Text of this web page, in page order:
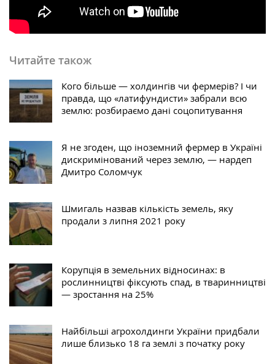
Читайте також
Кого більше — холдингів чи фермерів? І чи
правда, що «латифундисти» забрали всю
землю: розбираємо дані соцопитування
Я не згоден, що іноземний фермер в Україні
дискримінований через землю, — нардеп
Дмитро Соломчук
Шмигаль назвав кількість земель, яку
продали з липня 2021 року
Корупція в земельних відносинах: в
рослинництві фіксують спад, в тваринництві
— зростання на 25%
Найбільші агрохолдинги України придбали
лише близько 18 га землі з початку року